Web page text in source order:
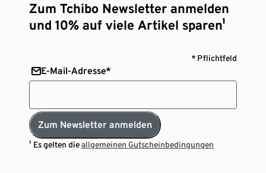
Zum Tchibo Newsletter anmelden
und 10% auf viele Artikel sparen¹
* Pflichtfeld
E-Mail-Adresse*
Zum Newsletter anmelden
¹ Es gelten dieallgemeinen Gutscheinbedingungen